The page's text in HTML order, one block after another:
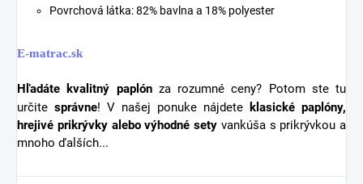
Povrchová látka: 82% bavlna a 18% polyester
E-matrac.sk
Hľadáte kvalitný paplónza rozumné ceny? Potom ste tu
určite správne! V našej ponuke nájdete
klasické paplóny,
hrejivé prikrývky alebo výhodné sety vankúša s prikrývkou a
mnoho ďalších...